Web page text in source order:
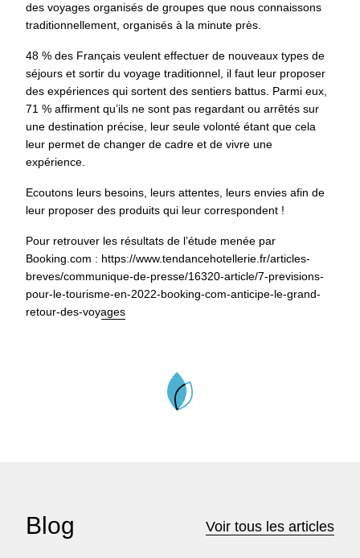
des voyages organisés de groupes que nous connaissons
traditionnellement, organisés à la minute près.
48 % des Français veulent effectuer de nouveaux types de
séjours et sortir du voyage traditionnel, il faut leur proposer
des expériences qui sortent des sentiers battus. Parmi eux,
71 % affirment qu’ils ne sont pas regardant ou arrêtés sur
une destination précise, leur seule volonté étant que cela
leur permet de changer de cadre et de vivre une
expérience.
Ecoutons leurs besoins, leurs attentes, leurs envies afin de
leur proposer des produits qui leur correspondent !
Pour retrouver les résultats de l’étude menée par
Booking.com : https://www.tendancehotellerie.fr/articles-
breves/communique-de-presse/16320-article/7-previsions-
pour-le-tourisme-en-2022-booking-com-anticipe-le-grand-
retour-des-voyages
Blog Voir tous les articles